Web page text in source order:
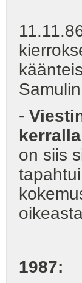
-
on siis
1987: